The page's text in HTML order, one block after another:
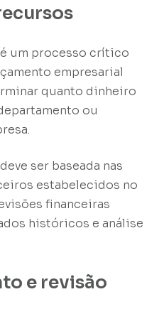
um processo crítico
empresarial
quanto dinheiro
ou
ser baseada nas
estabelecidos no
financeiras
históricos e análise
e revisão